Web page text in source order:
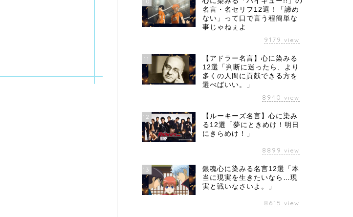
名言・名セリフ12選！「諦め
ない」って口で言う程簡単な
事じゃねぇよ
9179 view
11
【アドラー名言】心に染みる
12選「判断に迷ったら、より
多くの人間に貢献できる方を
選べばいい。」
8940 view
12
【ルーキーズ名言】心に染み
る12選「夢にときめけ！明日
にきらめけ！」
8899 view
13
銀魂心に染みる名言12選「本
当に現実を生きたいなら…現
実と戦いなさいよ。」
8615 view